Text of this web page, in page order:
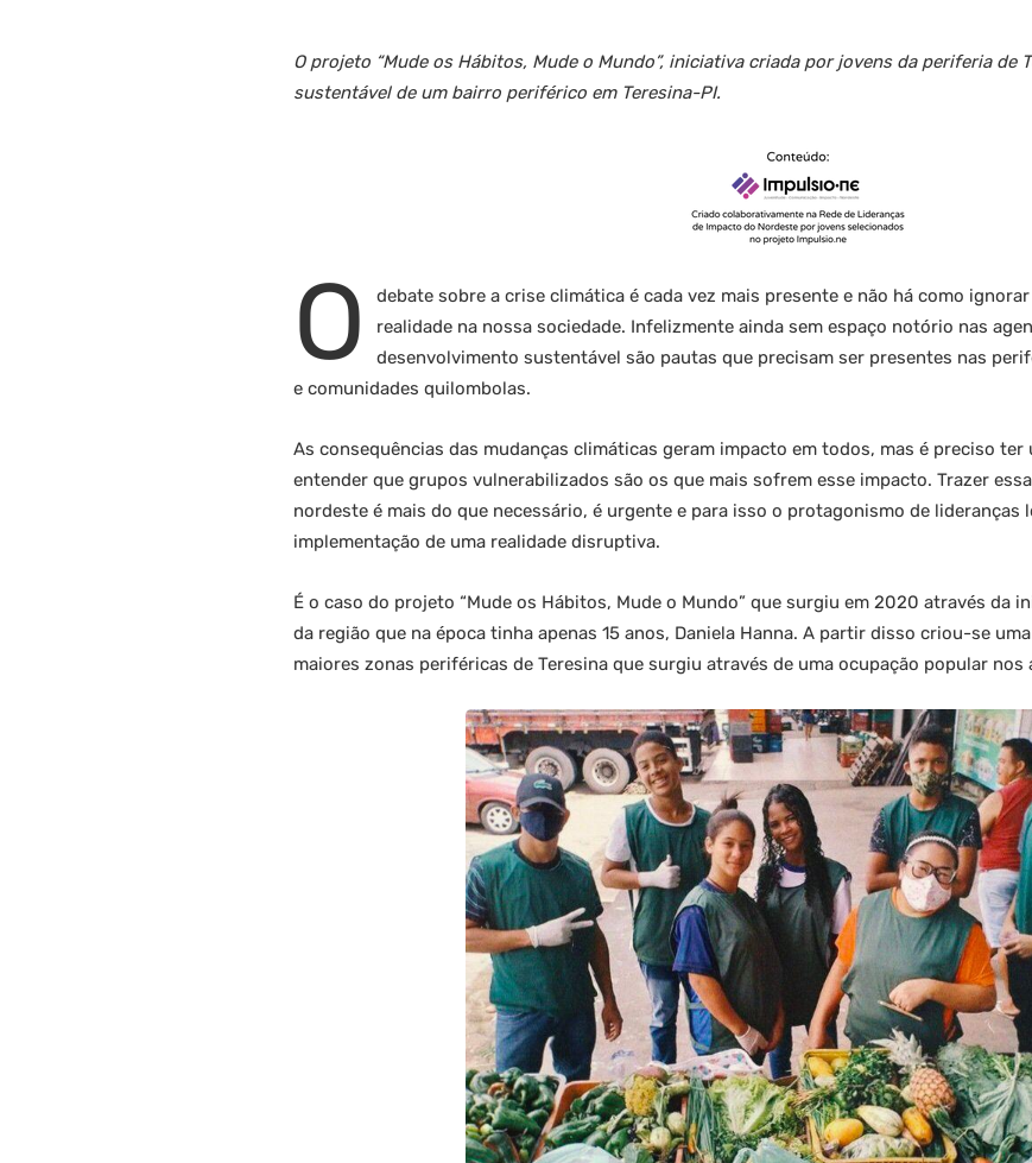
O projeto “Mude os Hábitos, Mude o Mundo”, iniciativa criada por jovens da periferia de
sustentável de um bairro periférico em Teresina-PI.
O
debate sobre a crise climática é cada vez mais presente e não há como
realidade na nossa sociedade. Infelizmente ainda sem espaço notório nas
desenvolvimento sustentável são pautas que precisam ser presentes nas
e comunidades quilombolas.
As consequências das mudanças climáticas geram impacto em todos, mas é preciso
entender que grupos vulnerabilizados são os que mais sofrem esse impacto. Trazer
nordeste é mais do que necessário, é urgente e para isso o protagonismo de lideranças
implementação de uma realidade disruptiva.
É o caso do projeto “Mude os Hábitos, Mude o Mundo” que surgiu em 2020 através da
da região que na época tinha apenas 15 anos, Daniela Hanna. A partir disso criou-se
maiores zonas periféricas de Teresina que surgiu através de uma ocupação popular nos